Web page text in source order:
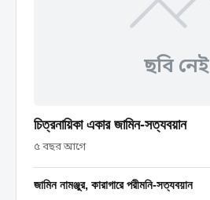
ছবি নেই
চিত্রনায়িকা একার জামিন-সত্যবয়ান
৫ বছর আগে
জামিন নামঞ্জুর, কারাগারে পরীমনি-সত্যবয়ান